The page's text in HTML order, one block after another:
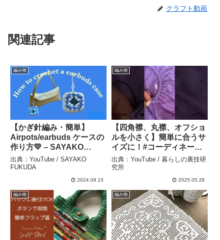
クラフト動画
関連記事
編み物
【かぎ針編み・簡単】
Airpots/earbuds ケースの
作り方💛 – SAYAKO
FUKUDA
出典：YouTube / SAYAKO
FUKUDA
2024.09.15
編み物
【四角襟、丸襟、オフショ
ルを小さく】簡単に合うサ
イズに！#コーディネート
術 #服のリメイク #襟調整
– 暮らしの裏技研究所
出典：YouTube / 暮らしの裏技研
究所
2025.05.28
編み物 編み物